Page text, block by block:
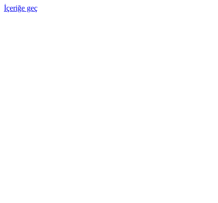
İçeriğe geç